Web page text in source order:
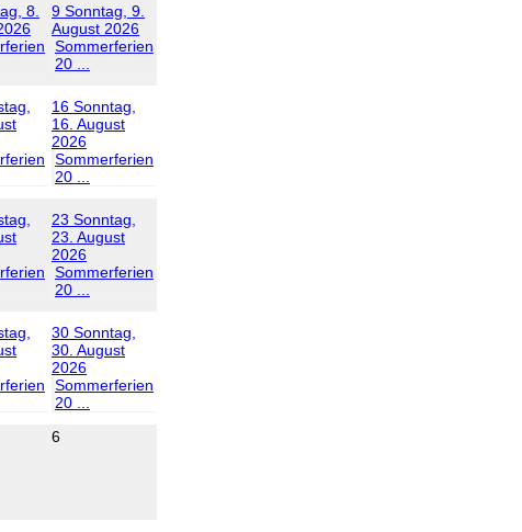
8.
9 Sonntag, 9.
August 2026
Sommerferien
20 ...
16 Sonntag,
16. August
2026
Sommerferien
20 ...
23 Sonntag,
23. August
2026
Sommerferien
20 ...
30 Sonntag,
30. August
2026
Sommerferien
20 ...
6